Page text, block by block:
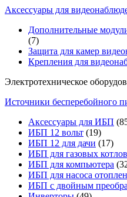
Аксессуары для
Дополнительные
(7)
Защита для камер
Крепления для
Электротехническое
Источники бесперебойного
Аксессуары для ИБП
ИБП 12 вольт (19)
ИБП 12 для дачи (17)
ИБП для газовых котлов
ИБП для компьютера
ИБП для насоса
ИБП с двойным